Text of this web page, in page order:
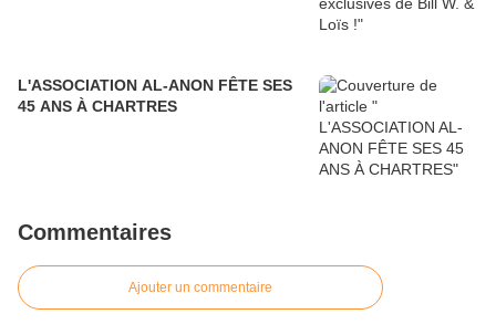
L'ASSOCIATION AL-ANON FÊTE SES
45 ANS À CHARTRES
Commentaires
Ajouter un commentaire